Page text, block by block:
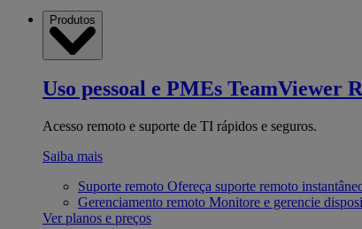
Produtos
Uso pessoal e PMEs TeamViewer
Acesso remoto e suporte de TI rápidos e seguros.
Saiba mais
Suporte remoto Ofereça suporte remoto
Gerenciamento remoto Monitore e gerencie
Ver planos e preços